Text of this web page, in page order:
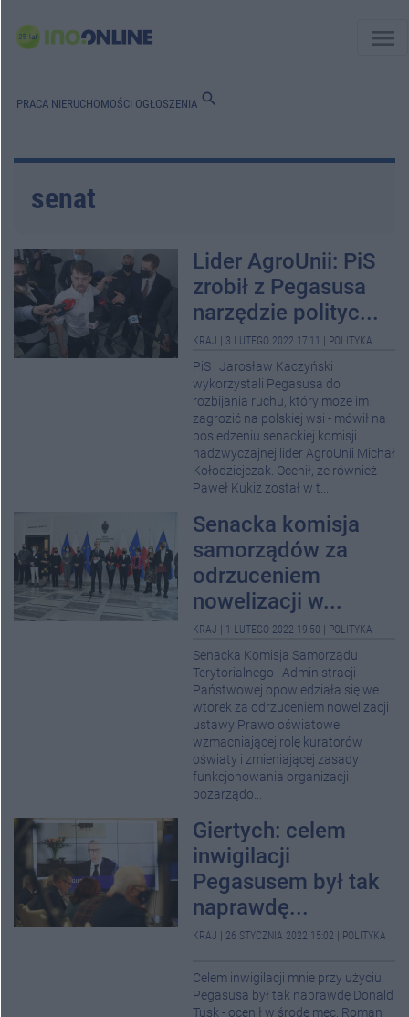
menu
PRACA NIERUCHOMOŚCI OGŁOSZENIA search
senat
Lider AgroUnii: PiS
zrobił z Pegasusa
narzędzie polityc...
KRAJ 3 LUTEGO 2022 17:11 POLITYKA
PiS i Jarosław Kaczyński
wykorzystali Pegasusa do
rozbijania ruchu, który może im
zagrozić na polskiej wsi - mówił na
posiedzeniu senackiej komisji
nadzwyczajnej lider AgroUnii Michał
Kołodziejczak. Ocenił, że również
Paweł Kukiz został w t...
Senacka komisja
samorządów za
odrzuceniem
nowelizacji w...
KRAJ 1 LUTEGO 2022 19:50 POLITYKA
Senacka Komisja Samorządu
Terytorialnego i Administracji
Państwowej opowiedziała się we
wtorek za odrzuceniem nowelizacji
ustawy Prawo oświatowe
wzmacniającej rolę kuratorów
oświaty i zmieniającej zasady
funkcjonowania organizacji
pozarządo...
Giertych: celem
inwigilacji
Pegasusem był tak
naprawdę...
KRAJ 26 STYCZNIA 2022 15:02 POLITYKA
Celem inwigilacji mnie przy użyciu
Pegasusa był tak naprawdę Donald
Tusk - ocenił w środę mec. Roman